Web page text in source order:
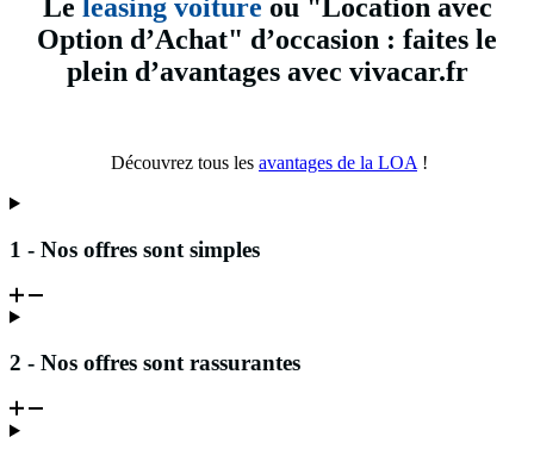
Le leasing voiture ou "Location avec
Option d’Achat" d’occasion : faites le
plein d’avantages avec vivacar.fr
Découvrez tous les avantages de la LOA !
1 - Nos offres sont simples
2 - Nos offres sont rassurantes